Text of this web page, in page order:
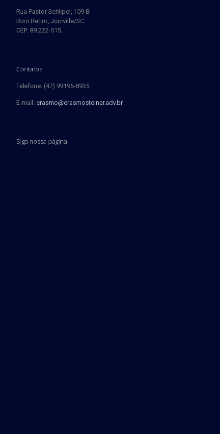
Rua Pastor Schliper, 109-B
Bom Retiro, Joinville/SC.
CEP: 89.222-515.
Contatos
Telefone: (47) 99195-8935
E-mail: erasmo@erasmosteiner.adv.br
Siga nossa página